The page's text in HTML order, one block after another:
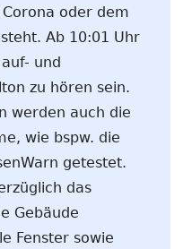
oder dem
Ab 10:01 Uhr
und
zu hören sein.
werden auch die
wie bspw. die
getestet.
das
Gebäude
Fenster sowie